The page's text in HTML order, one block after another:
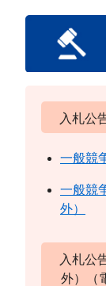
入札公
一般競
一般競
外）
入札公
外）（